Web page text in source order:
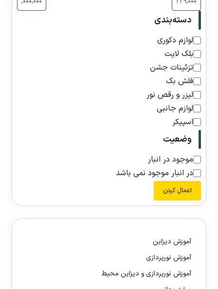
دسته‌بندی
لوازم دکوری
بلک لایت
تزئینات جشن
فلش بک
لیزر و رقص نور
لوازم جانبی
اسپیکر
وضعیت
موجود در انبار
در انبار موجود نمی باشد
اعمال کردن
آموزش دیزاین
آموزش نورپردازی
آموزش نورپردازی و دیزاین محیط